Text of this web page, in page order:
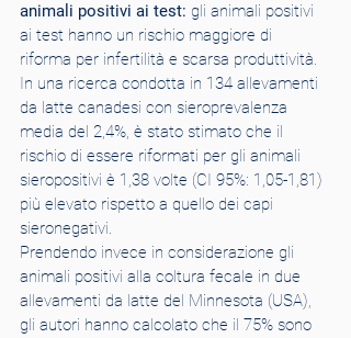
animali positivi ai test: gli animali positivi
ai test hanno un rischio maggiore di
riforma per infertilità e scarsa produttività.
In una ricerca condotta in 134 allevamenti
da latte canadesi con sieroprevalenza
media del 2,4%, è stato stimato che il
rischio di essere riformati per gli animali
sieropositivi è 1,38 volte (CI 95%: 1,05-1,81)
più elevato rispetto a quello dei capi
sieronegativi.
Prendendo invece in considerazione gli
animali positivi alla coltura fecale in due
allevamenti da latte del Minnesota (USA),
gli autori hanno calcolato che il 75% sono